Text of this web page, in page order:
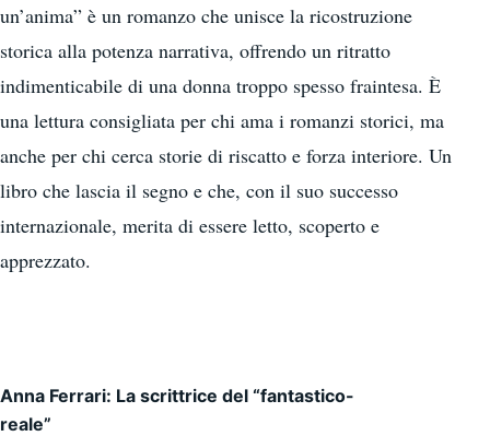
un’anima” è un romanzo che unisce la ricostruzione
storica alla potenza narrativa, offrendo un ritratto
indimenticabile di una donna troppo spesso fraintesa. È
una lettura consigliata per chi ama i romanzi storici, ma
anche per chi cerca storie di riscatto e forza interiore. Un
libro che lascia il segno e che, con il suo successo
internazionale, merita di essere letto, scoperto e
apprezzato.
Navigazione articoli
Anna Ferrari: La scrittrice del “fantastico-
reale”